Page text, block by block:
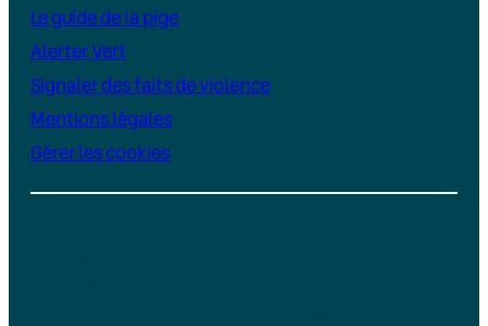
Le guide de la pige
Alerter Vert
Signaler des faits de violence
Mentions légales
Gérer les cookies